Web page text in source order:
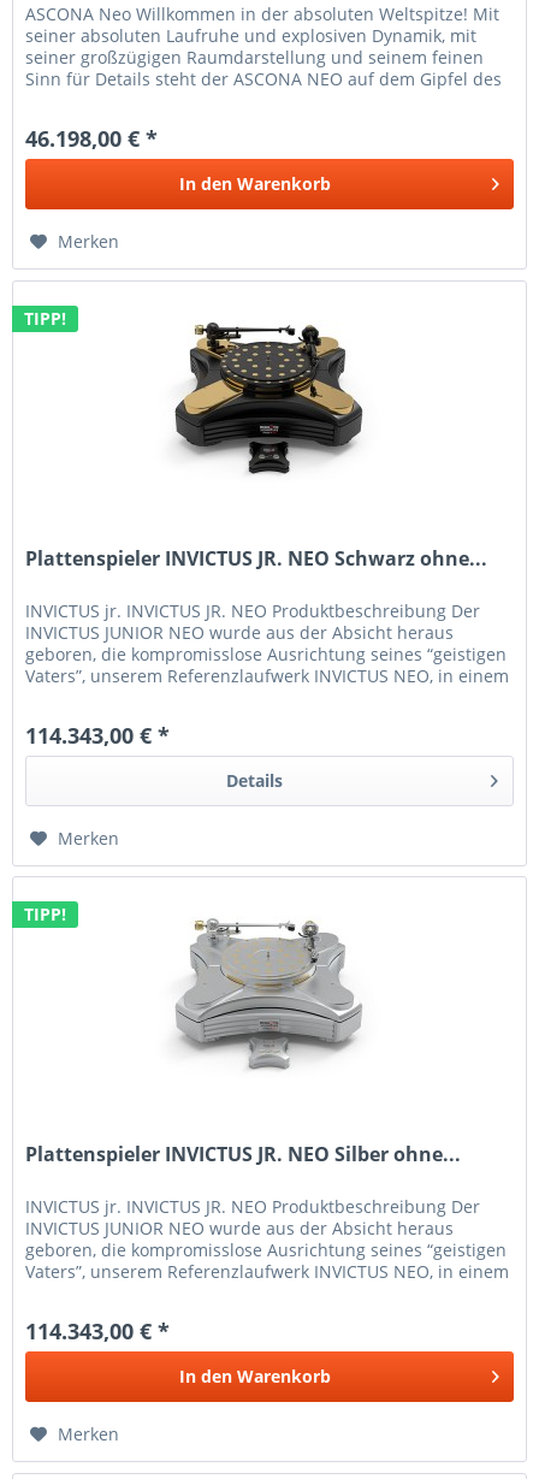
ASCONA Neo Willkommen in der absoluten Weltspitze! Mit
seiner absoluten Laufruhe und explosiven Dynamik, mit
seiner großzügigen Raumdarstellung und seinem feinen
Sinn für Details steht der ASCONA NEO auf dem Gipfel des
46.198,00 € *
In den Warenkorb
Merken
TIPP!
Plattenspieler INVICTUS JR. NEO Schwarz ohne...
INVICTUS jr. INVICTUS JR. NEO Produktbeschreibung Der
INVICTUS JUNIOR NEO wurde aus der Absicht heraus
geboren, die kompromisslose Ausrichtung seines “geistigen
Vaters”, unserem Referenzlaufwerk INVICTUS NEO, in einem
114.343,00 € *
Details
Merken
TIPP!
Plattenspieler INVICTUS JR. NEO Silber ohne...
INVICTUS jr. INVICTUS JR. NEO Produktbeschreibung Der
INVICTUS JUNIOR NEO wurde aus der Absicht heraus
geboren, die kompromisslose Ausrichtung seines “geistigen
Vaters”, unserem Referenzlaufwerk INVICTUS NEO, in einem
114.343,00 € *
In den Warenkorb
Merken